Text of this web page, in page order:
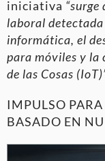
iniciativa
laboral
informática, el
para móviles y la
de las Cosas
IMPULSO
BASADO EN